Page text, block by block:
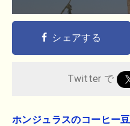
シェアする
Twitter で
ホンジュラスのコーヒー